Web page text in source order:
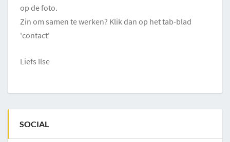
op de foto.
Zin om samen te werken? Klik dan op het tab-blad
'contact'
Liefs Ilse
SOCIAL